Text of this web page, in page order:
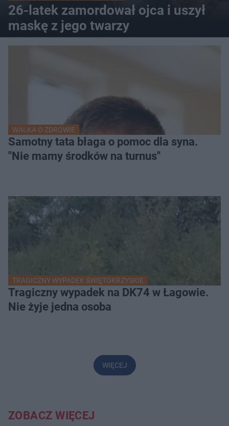
26-latek zamordował ojca i uszył
maskę z jego twarzy
WALKA O ZDROWIE
Samotny tata błaga o pomoc dla syna.
"Nie mamy środków na turnus"
TRAGICZNY WYPADEK ŚWIĘTOKRZYSKIE
Tragiczny wypadek na DK74 w Łagowie.
Nie żyje jedna osoba
WIĘCEJ
ZOBACZ WIĘCEJ